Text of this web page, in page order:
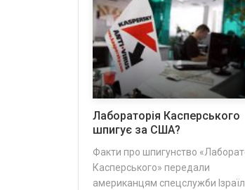
Лабораторія Касперського
шпигує за США?
Факти про шпигунство
Касперського» передали
американцям спецслужби